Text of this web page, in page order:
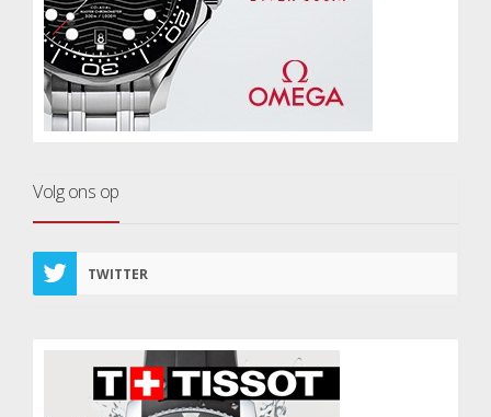
Volg ons op
TWITTER